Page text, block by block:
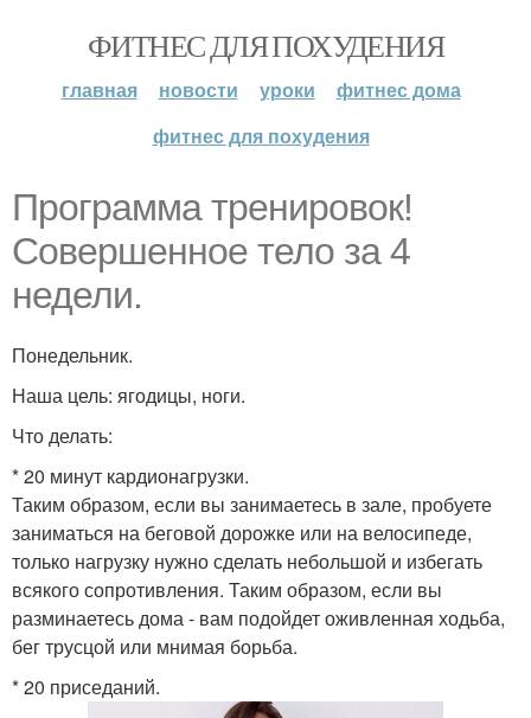
ФИТНЕС ДЛЯ ПОХУДЕНИЯ
главная новости уроки
фитнес дома
фитнес для похудения
Программа тренировок!
Совершенное тело за 4
недели.
Понедельник.
Наша цель: ягодицы, ноги.
Что делать:
* 20 минут кардионагрузки.
Таким образом, если вы занимаетесь в зале, пробуете
заниматься на беговой дорожке или на велосипеде,
только нагрузку нужно сделать небольшой и избегать
всякого сопротивления. Таким образом, если вы
разминаетесь дома - вам подойдет оживленная ходьба,
бег трусцой или мнимая борьба.
* 20 приседаний.